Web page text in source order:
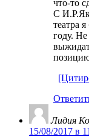
что-то
С
театра
году.
Лидия
15/08/2017 в